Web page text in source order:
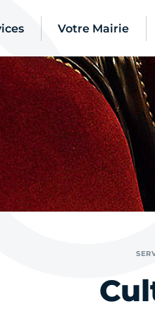
Votre Mairie